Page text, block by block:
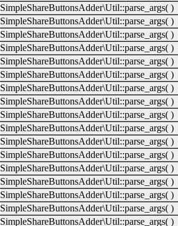
SimpleShareButtonsAdder\Util::parse_args( )
SimpleShareButtonsAdder\Util::parse_args( )
SimpleShareButtonsAdder\Util::parse_args( )
SimpleShareButtonsAdder\Util::parse_args( )
SimpleShareButtonsAdder\Util::parse_args( )
SimpleShareButtonsAdder\Util::parse_args( )
SimpleShareButtonsAdder\Util::parse_args( )
SimpleShareButtonsAdder\Util::parse_args( )
SimpleShareButtonsAdder\Util::parse_args( )
SimpleShareButtonsAdder\Util::parse_args( )
SimpleShareButtonsAdder\Util::parse_args( )
SimpleShareButtonsAdder\Util::parse_args( )
SimpleShareButtonsAdder\Util::parse_args( )
SimpleShareButtonsAdder\Util::parse_args( )
SimpleShareButtonsAdder\Util::parse_args( )
SimpleShareButtonsAdder\Util::parse_args( )
SimpleShareButtonsAdder\Util::parse_args( )